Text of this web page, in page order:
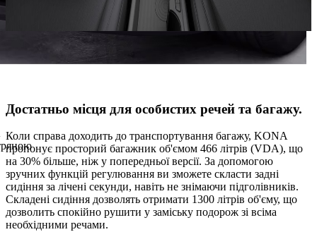
Достатньо місця для особистих речей та багажу.
Коли справа доходить до транспортування багажу, KONA
пропонує просторий багажник об'ємом 466 літрів (VDA), що
на 30% більше, ніж у попередньої версії. За допомогою
зручних функцій регулювання ви зможете скласти задні
сидіння за лічені секунди, навіть не знімаючи підголівників.
Складені сидіння дозволять отримати 1300 літрів об'єму, що
дозволить спокійно рушити у заміську подорож зі всіма
необхідними речами.